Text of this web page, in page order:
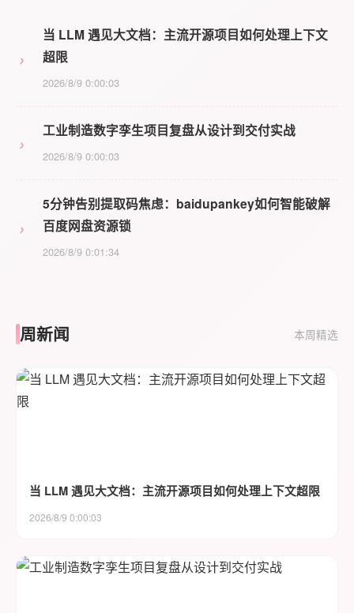
›
当 LLM 遇见大文档：主流开源项目如何处理上下文
超限
2026/8/9 0:00:03
›
工业制造数字孪生项目复盘从设计到交付实战
2026/8/9 0:00:03
›
5分钟告别提取码焦虑：baidupankey如何智能破解
百度网盘资源锁
2026/8/9 0:01:34
周新闻 本周精选
当 LLM 遇见大文档：主流开源项目如何处理上下文超限
2026/8/9 0:00:03